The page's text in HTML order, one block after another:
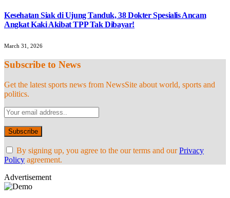
Kesehatan Siak di Ujung Tanduk, 38 Dokter Spesialis Ancam
Angkat Kaki Akibat TPP Tak Dibayar!
March 31, 2026
Subscribe to News
Get the latest sports news from NewsSite about world, sports and
politics.
By signing up, you agree to the our terms and ourPrivacy
Policy agreement.
Advertisement